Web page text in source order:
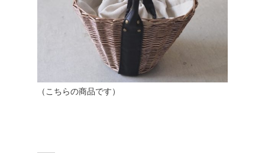
（こちらの商品です）